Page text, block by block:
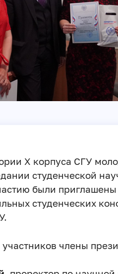
X корпуса СГУ
студенческой
были
студенческих
члены